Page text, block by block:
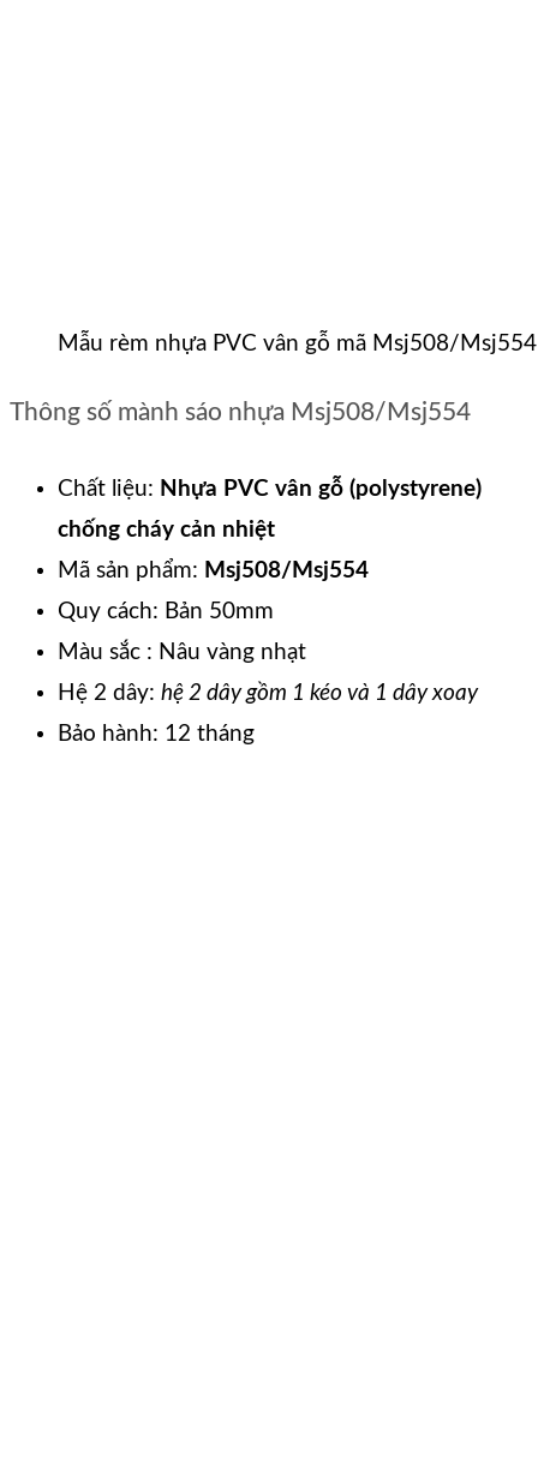
Mẫu rèm nhựa PVC vân gỗ mã Msj508/
Thông số mành sáo nhựa Msj508/Msj554
Chất liệu: Nhựa PVC vân gỗ (polystyrene)
chống cháy cản nhiệt
Mã sản phẩm: Msj508/Msj554
Quy cách: Bản 50mm
Màu sắc : Nâu vàng nhạt
Hệ 2 dây: hệ 2 dây gồm 1 kéo và 1 dây xoay
Bảo hành: 12 tháng